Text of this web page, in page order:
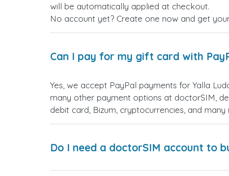
will be automatically applied at checkout.
No account yet? Create one now and get
Can I pay for my gift card with
Yes, we accept PayPal payments for Yalla
many other payment options at doctorSIM,
debit card, Bizum, cryptocurrencies, and
Do I need a doctorSIM account to